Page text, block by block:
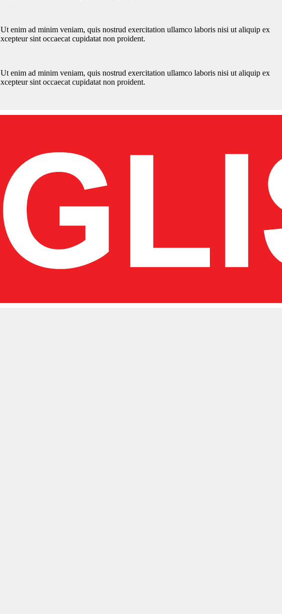
enim ad minim veniam, quis nostrud exercitation ullamco laboris nisi ut aliquip ex
sint occaecat cupidatat non proident.
enim ad minim veniam, quis nostrud exercitation ullamco laboris nisi ut aliquip ex
sint occaecat cupidatat non proident.